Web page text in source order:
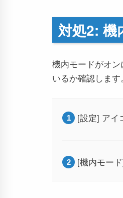
対処2: 機
機内モードがオ
いるか確認します。
[設定] アイ
[機内モー